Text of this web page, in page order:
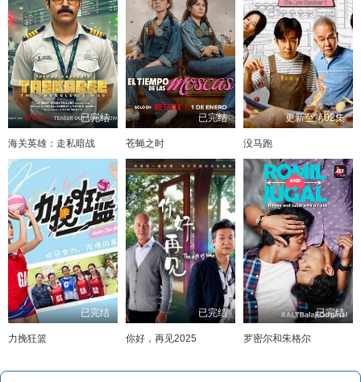
已完结
海关英雄：走私暗战
已完结
苍蝇之时
更新至第02集
没马跑
已完结
力挽狂篮
已完结
你好，再见2025
已完结
罗密尔和朱格尔